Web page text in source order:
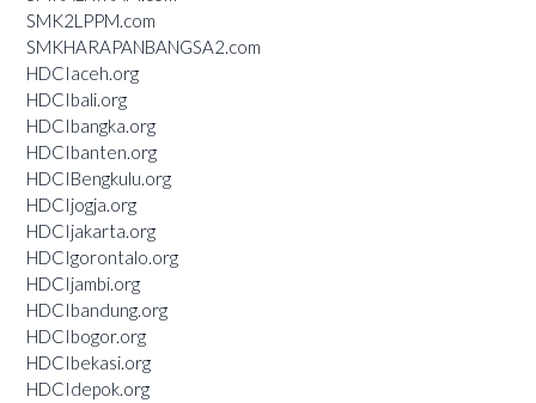
SMK2LPPM.com
SMKHARAPANBANGSA2.com
HDCIaceh.org
HDCIbali.org
HDCIbangka.org
HDCIbanten.org
HDCIBengkulu.org
HDCIjogja.org
HDCIjakarta.org
HDCIgorontalo.org
HDCIjambi.org
HDCIbandung.org
HDCIbogor.org
HDCIbekasi.org
HDCIdepok.org